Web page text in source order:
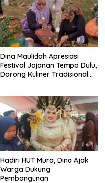
Dina Maulidah Apresiasi
Festival Jajanan Tempo Dulu,
Dorong Kuliner Tradisional
Hadiri HUT Mura, Dina Ajak
Warga Dukung
Pembangunan